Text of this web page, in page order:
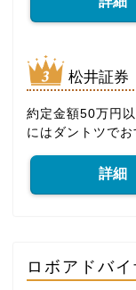
松井証券
約定金額50万円
にはダントツでお
詳細
ロボアドバイ